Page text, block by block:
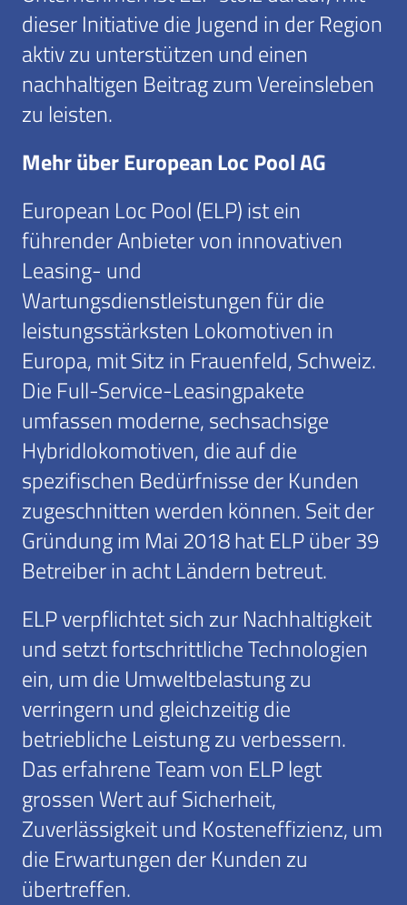
dieser Initiative die Jugend in der Region
aktiv zu unterstützen und einen
nachhaltigen Beitrag zum Vereinsleben
zu leisten.
Mehr über European Loc Pool AG
European Loc Pool (ELP) ist ein
führender Anbieter von innovativen
Leasing- und
Wartungsdienstleistungen für die
leistungsstärksten Lokomotiven in
Europa, mit Sitz in Frauenfeld, Schweiz.
Die Full-Service-Leasingpakete
umfassen moderne, sechsachsige
Hybridlokomotiven, die auf die
spezifischen Bedürfnisse der Kunden
zugeschnitten werden können. Seit der
Gründung im Mai 2018 hat ELP über 39
Betreiber in acht Ländern betreut.
ELP verpflichtet sich zur Nachhaltigkeit
und setzt fortschrittliche Technologien
ein, um die Umweltbelastung zu
verringern und gleichzeitig die
betriebliche Leistung zu verbessern.
Das erfahrene Team von ELP legt
grossen Wert auf Sicherheit,
Zuverlässigkeit und Kosteneffizienz, um
die Erwartungen der Kunden zu
übertreffen.